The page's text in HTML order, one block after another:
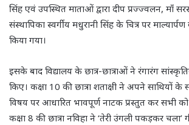
सिंह एवं उपस्थित माताओं द्वारा दीप प्रज्ज्वलन, माँ
संस्थापिका स्वर्गीय मधुरानी सिंह के चित्र पर
किया गया।
इसके बाद विद्यालय के छात्र-छात्राओं ने रंगारंग
किए। कक्षा 10 की छात्रा शताक्षी ने अपने साथियों के
विषय पर आधारित भावपूर्ण नाटक प्रस्तुत कर सभी
कक्षा 8 की छात्रा नविहा ने ‘तेरी उंगली पकड़कर चला’